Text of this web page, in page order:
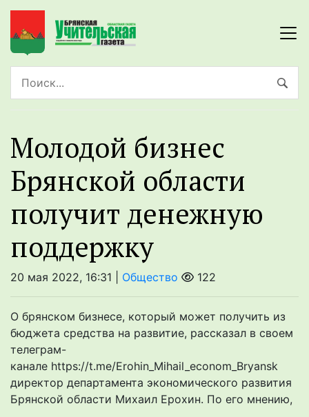
Молодой бизнес
Брянской области
получит денежную
поддержку
20 мая 2022, 16:31 | Общество 122
О брянском бизнесе, который может получить из
бюджета средства на развитие, рассказал в своем
телеграм-
канале https://t.me/Erohin_Mihail_econom_Bryansk
директор департамента экономического развития
Брянской области Михаил Ерохин. По его мнению,